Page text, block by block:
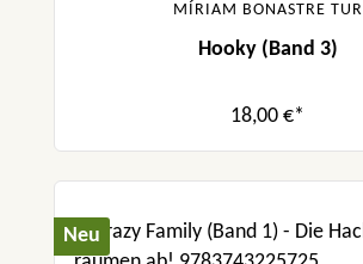
MÍRIAM BONASTRE TUR
Hooky (Band 3)
18,00 €*
Neu